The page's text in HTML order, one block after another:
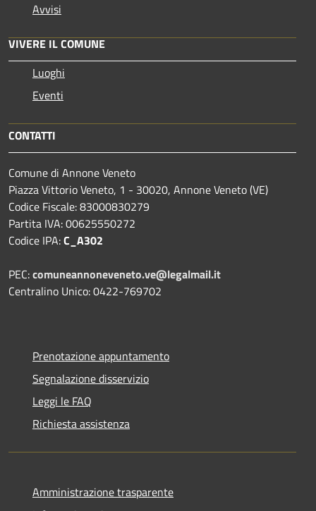
Avvisi
VIVERE IL COMUNE
Luoghi
Eventi
CONTATTI
Comune di Annone Veneto
Piazza Vittorio Veneto, 1 - 30020, Annone Veneto (VE)
Codice Fiscale: 83000830279
Partita IVA: 00625550272
Codice IPA:C_A302
PEC:comuneannoneveneto.ve@legalmail.it
Centralino Unico: 0422-769702
Prenotazione appuntamento
Segnalazione disservizio
Leggi le FAQ
Richiesta assistenza
Amministrazione trasparente